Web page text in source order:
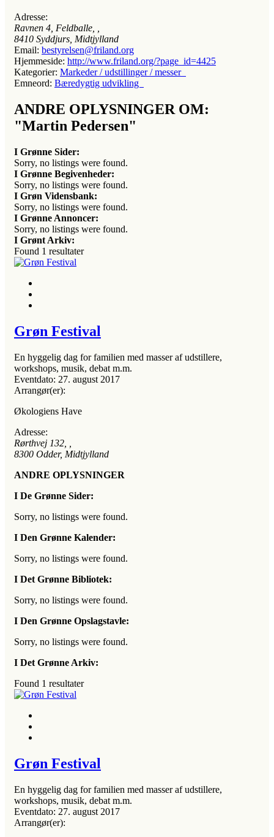
Adresse:
Ravnen 4, Feldballe
8410 Syddjurs, Midtjylland
Email: bestyrelsen@friland.org
Hjemmeside: http://www.friland.org/?page_id=4425
Kategorier: Markeder / udstillinger / messer
Emneord: Bæredygtig udvikling
ANDRE OPLYSNINGER OM:
"Martin Pedersen"
I Grønne Sider:
Sorry, no listings were found.
I Grønne Begivenheder:
Sorry, no listings were found.
I Grøn Vidensbank:
Sorry, no listings were found.
I Grønne Annoncer:
Sorry, no listings were found.
I Grønt Arkiv:
Found 1 resultater
Grøn Festival
En hyggelig dag for familien med masser af udstillere,
workshops, musik, debat m.m.
Eventdato: 27. august 2017
Arrangør(er):
Økologiens Have
Adresse:
Rørthvej 132
8300 Odder, Midtjylland
ANDRE OPLYSNINGER
I De Grønne Sider:
Sorry, no listings were found.
I Den Grønne Kalender:
Sorry, no listings were found.
I Det Grønne Bibliotek:
Sorry, no listings were found.
I Den Grønne Opslagstavle:
Sorry, no listings were found.
I Det Grønne Arkiv:
Found 1 resultater
Grøn Festival
En hyggelig dag for familien med masser af udstillere,
workshops, musik, debat m.m.
Eventdato: 27. august 2017
Arrangør(er):